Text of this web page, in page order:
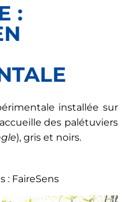
:
installée sur
des palétuviers
), gris et noirs.
: FaireSens